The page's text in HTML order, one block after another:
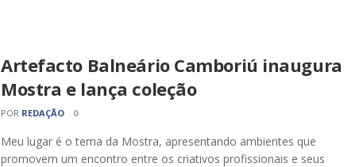
Artefacto Balneário Camboriú inaugura
Mostra e lança coleção
POR REDAÇÃO 0
Meu lugar é o tema da Mostra, apresentando ambientes que
promovem um encontro entre os criativos profissionais e seus